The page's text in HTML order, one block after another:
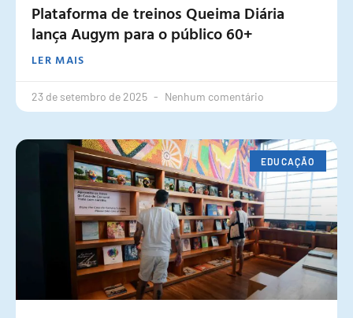
Plataforma de treinos Queima Diária
lança Augym para o público 60+
LER MAIS
23 de setembro de 2025 Nenhum comentário
EDUCAÇÃO